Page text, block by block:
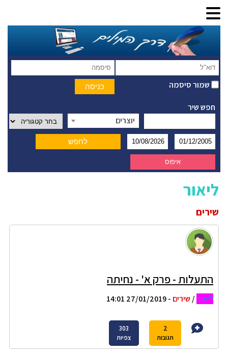
שמור סיסמה
חפש שיר
יוצרים
ליאור
שירים
התעלות - פרק א' - נחיתה
ליאור/ שירים - 27/01/2019 14:01
2
תגובות
303
צפיות